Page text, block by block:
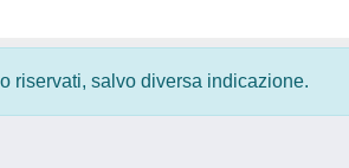
riservati, salvo diversa indicazione.